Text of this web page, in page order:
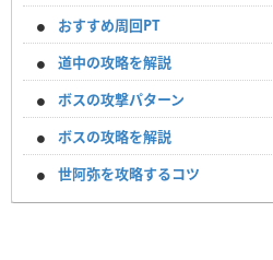
おすすめ周回PT
道中の攻略を解説
ボスの攻撃パターン
ボスの攻略を解説
世阿弥を攻略するコツ